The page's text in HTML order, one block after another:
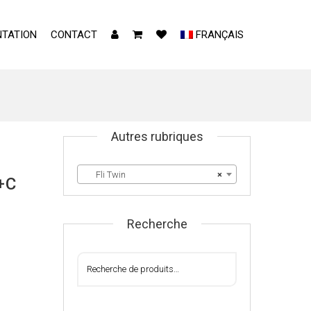
CONTACT FRANÇAIS
Autres rubriques
×
Fli Twin
Recherche